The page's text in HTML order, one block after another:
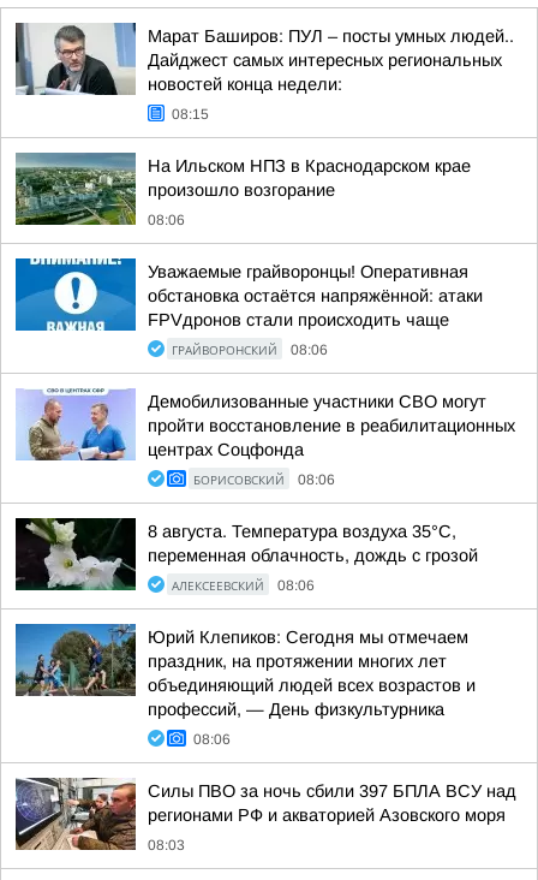
Марат Баширов: ПУЛ – посты умных людей..
Дайджест самых интересных региональных
новостей конца недели:
08:15
На Ильском НПЗ в Краснодарском крае
произошло возгорание
08:06
Уважаемые грайворонцы! Оперативная
обстановка остаётся напряжённой: атаки
FPVдронов стали происходить чаще
ГРАЙВОРОНСКИЙ 08:06
Демобилизованные участники СВО могут
пройти восстановление в реабилитационных
центрах Соцфонда
БОРИСОВСКИЙ 08:06
8 августа. Температура воздуха 35°C,
переменная облачность, дождь с грозой
АЛЕКСЕЕВСКИЙ 08:06
Юрий Клепиков: Сегодня мы отмечаем
праздник, на протяжении многих лет
объединяющий людей всех возрастов и
профессий, — День физкультурника
08:06
Силы ПВО за ночь сбили 397 БПЛА ВСУ над
регионами РФ и акваторией Азовского моря
08:03